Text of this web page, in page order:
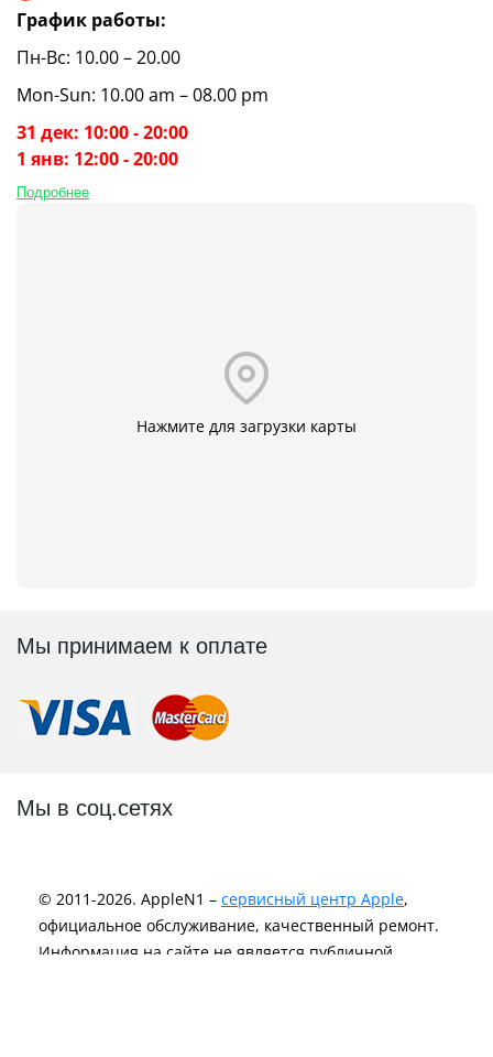
График работы:
Пн-Вс: 10.00 – 20.00
Mon-Sun: 10.00 am – 08.00 pm
31 дек: 10:00 - 20:00
1 янв: 12:00 - 20:00
Подробнее
Нажмите для загрузки карты
Мы принимаем к оплате
Мы в соц.сетях
© 2011-2026. AppleN1 – сервисный центр Apple,
официальное обслуживание, качественный ремонт.
Информация на сайте не является публичной